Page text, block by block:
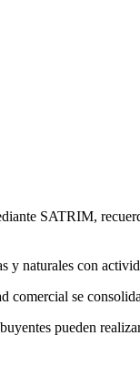
SATRIM,
y naturales con
comercial se
pueden